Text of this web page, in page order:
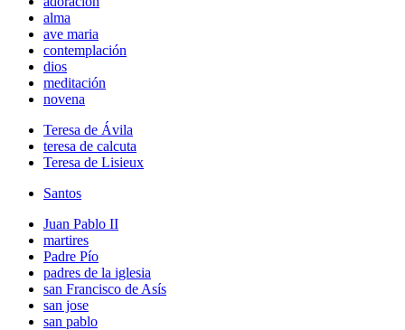
alma
ave maria
contemplación
dios
meditación
novena
Teresa de Ávila
teresa de calcuta
Teresa de Lisieux
Santos
Juan Pablo II
martires
Padre Pío
padres de la iglesia
san Francisco de Asís
san jose
san pablo